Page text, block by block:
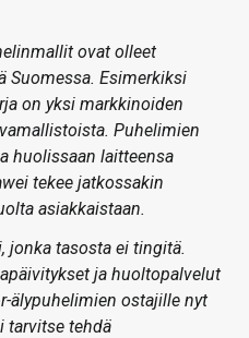
ovat olleet
Suomessa. Esimerkiksi
on yksi markkinoiden
Puhelimien
huolissaan laitteensa
tekee jatkossakin
asiakkaistaan.
jonka tasosta ei tingitä.
ja huoltopalvelut
älypuhelimien ostajille nyt
tarvitse tehdä